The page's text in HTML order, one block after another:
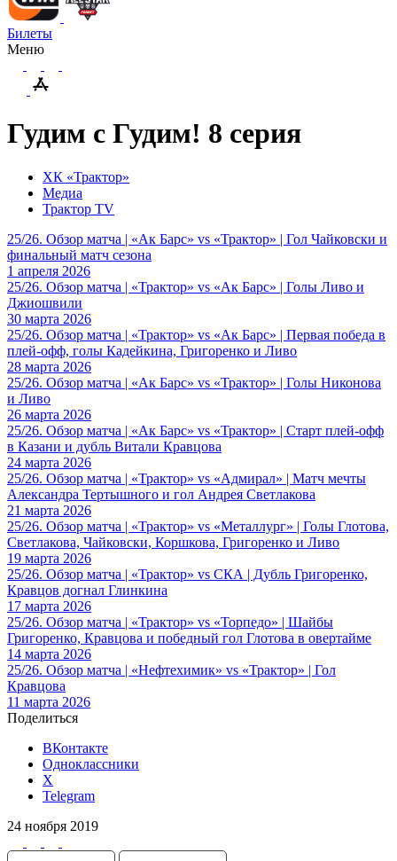
Билеты
Меню
Гудим с Гудим! 8 серия
ХК «Трактор»
Медиа
Трактор TV
25/26. Обзор матча | «Ак Барс» vs «Трактор» | Гол Чайковски и
финальный матч сезона
1 апреля 2026
25/26. Обзор матча | «Трактор» vs «Ак Барс» | Голы Ливо и
Джиошвили
30 марта 2026
25/26. Обзор матча | «Трактор» vs «Ак Барс» | Первая победа в
плей-офф, голы Кадейкина, Григоренко и Ливо
28 марта 2026
25/26. Обзор матча | «Ак Барс» vs «Трактор» | Голы Никонова
и Ливо
26 марта 2026
25/26. Обзор матча | «Ак Барс» vs «Трактор» | Старт плей-офф
в Казани и дубль Витали Кравцова
24 марта 2026
25/26. Обзор матча | «Трактор» vs «Адмирал» | Матч мечты
Александра Тертышного и гол Андрея Светлакова
21 марта 2026
25/26. Обзор матча | «Трактор» vs «Металлург» | Голы Глотова,
Светлакова, Чайковски, Коршкова, Григоренко и Ливо
19 марта 2026
25/26. Обзор матча | «Трактор» vs СКА | Дубль Григоренко,
Кравцов догнал Глинкина
17 марта 2026
25/26. Обзор матча | «Трактор» vs «Торпедо» | Шайбы
Григоренко, Кравцова и победный гол Глотова в овертайме
14 марта 2026
25/26. Обзор матча | «Нефтехимик» vs «Трактор» | Гол
Кравцова
11 марта 2026
Поделиться
ВКонтакте
Одноклассники
X
Telegram
24 ноября 2019